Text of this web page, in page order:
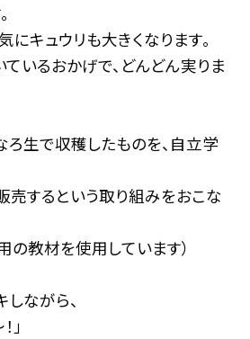
にキュウリも大きくなります。
いるおかげで、どんどん実りま
生で収穫したものを、自立学
するという取り組みをおこな
の教材を使用しています）
しながら、
」